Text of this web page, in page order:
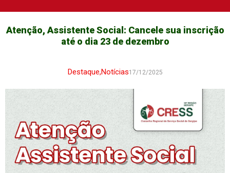
Atenção, Assistente Social: Cancele sua inscrição
até o dia 23 de dezembro
Destaque,Notícias17/12/2025